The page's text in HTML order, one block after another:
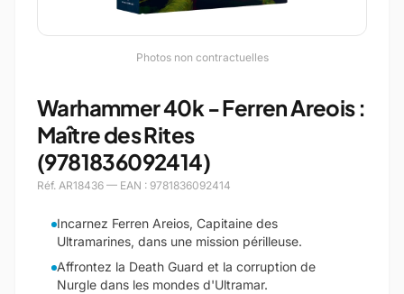
Photos non contractuelles
Warhammer 40k - Ferren Areois :
Maître des Rites
(9781836092414)
Réf. AR18436 — EAN : 9781836092414
Incarnez Ferren Areios, Capitaine des
Ultramarines, dans une mission périlleuse.
Affrontez la Death Guard et la corruption de
Nurgle dans les mondes d'Ultramar.